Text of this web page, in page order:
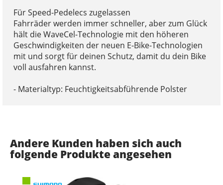
Für Speed-Pedelecs zugelassen
Fahrräder werden immer schneller, aber zum Glück
hält die WaveCel-Technologie mit den höheren
Geschwindigkeiten der neuen E-Bike-Technologien
mit und sorgt für deinen Schutz, damit du dein Bike
voll ausfahren kannst.
- Materialtyp: Feuchtigkeitsabführende Polster
Andere Kunden haben sich auch
folgende Produkte angesehen